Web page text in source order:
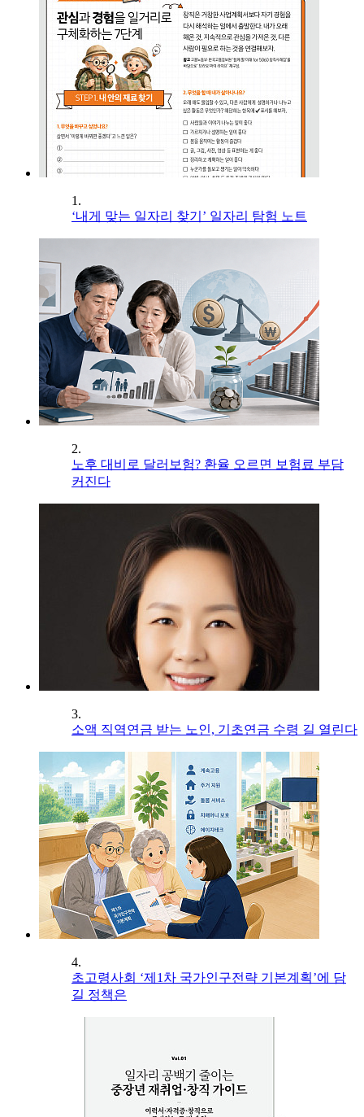
1.
‘내게 맞는 일자리 찾기’ 일자리 탐험 노트
2.
노후 대비로 달러보험? 환율 오르면 보험료 부담
커진다
3.
소액 직역연금 받는 노인, 기초연금 수령 길 열린다
4.
초고령사회 ‘제1차 국가인구전략 기본계획’에 담
길 정책은